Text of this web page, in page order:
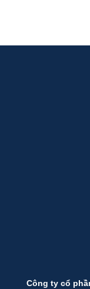
Công ty cổ